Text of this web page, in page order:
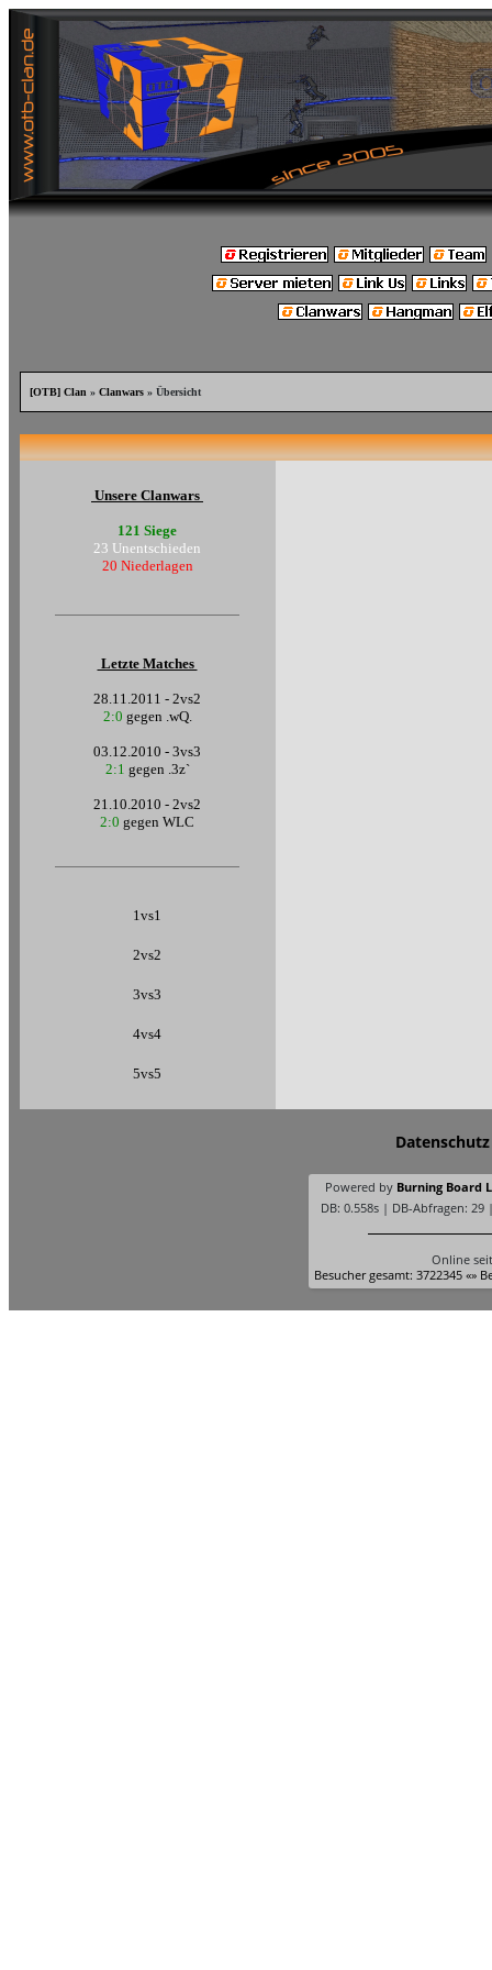
[OTB] Clan » Clanwars» Übersicht
Unsere Clanwars
121 Siege
23 Unentschieden
20 Niederlagen
Letzte Matches
28.11.2011 - 2vs2
2:0 gegen .wQ.
03.12.2010 - 3vs3
2:1 gegen .3z`
21.10.2010 - 2vs2
2:0 gegen WLC
1vs1
2vs2
3vs3
4vs4
5vs5
Datenschutz
Powered by Burning Board
DB: 0.558s | DB-Abfragen: 29
Online
Besucher gesamt: 3722345 «»